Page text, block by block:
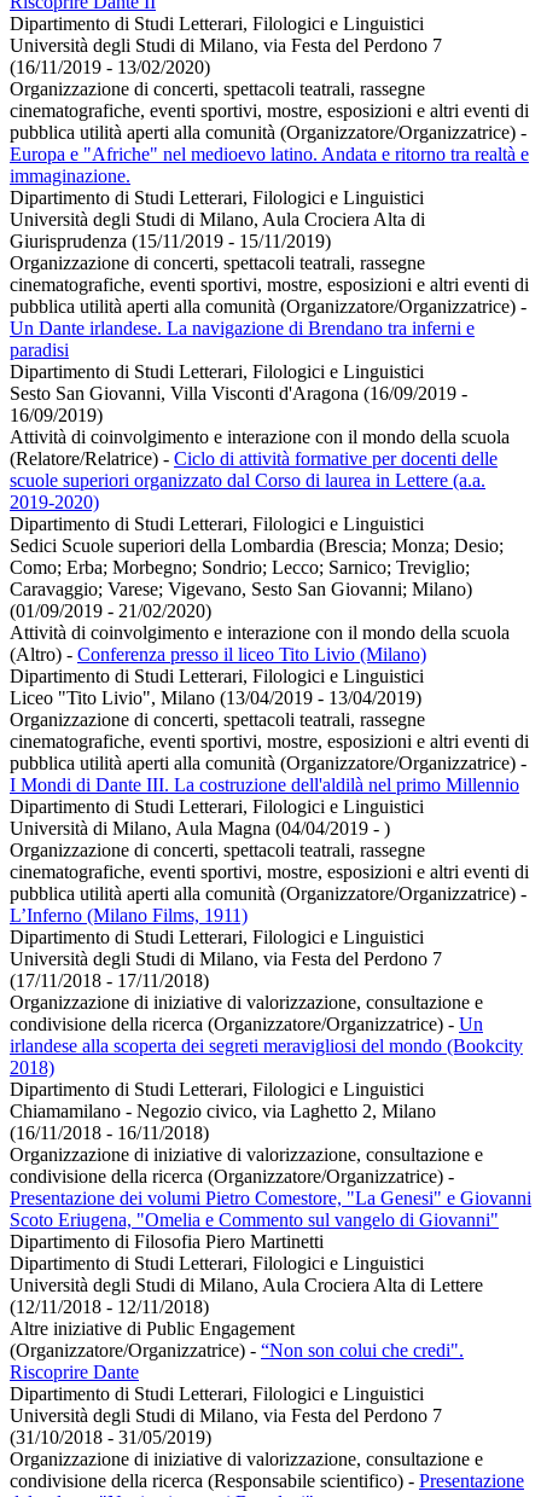
Dipartimento di Studi Letterari, Filologici e Linguistici
Università degli Studi di Milano, via Festa del Perdono 7
(16/11/2019 - 13/02/2020)
Organizzazione di concerti, spettacoli teatrali, rassegne
cinematografiche, eventi sportivi, mostre, esposizioni e altri eventi di
pubblica utilità aperti alla comunità (Organizzatore/Organizzatrice) -
Europa e "Afriche" nel medioevo latino. Andata e ritorno tra realtà e
immaginazione.
Dipartimento di Studi Letterari, Filologici e Linguistici
Università degli Studi di Milano, Aula Crociera Alta di
Giurisprudenza (15/11/2019 - 15/11/2019)
Organizzazione di concerti, spettacoli teatrali, rassegne
cinematografiche, eventi sportivi, mostre, esposizioni e altri eventi di
pubblica utilità aperti alla comunità (Organizzatore/Organizzatrice) -
Un Dante irlandese. La navigazione di Brendano tra inferni e
paradisi
Dipartimento di Studi Letterari, Filologici e Linguistici
Sesto San Giovanni, Villa Visconti d'Aragona (16/09/2019 -
16/09/2019)
Attività di coinvolgimento e interazione con il mondo della scuola
(Relatore/Relatrice) - Ciclo di attività formative per docenti delle
scuole superiori organizzato dal Corso di laurea in Lettere (a.a.
2019-2020)
Dipartimento di Studi Letterari, Filologici e Linguistici
Sedici Scuole superiori della Lombardia (Brescia; Monza; Desio;
Como; Erba; Morbegno; Sondrio; Lecco; Sarnico; Treviglio;
Caravaggio; Varese; Vigevano, Sesto San Giovanni; Milano)
(01/09/2019 - 21/02/2020)
Attività di coinvolgimento e interazione con il mondo della scuola
(Altro) - Conferenza presso il liceo Tito Livio (Milano)
Dipartimento di Studi Letterari, Filologici e Linguistici
Liceo "Tito Livio", Milano (13/04/2019 - 13/04/2019)
Organizzazione di concerti, spettacoli teatrali, rassegne
cinematografiche, eventi sportivi, mostre, esposizioni e altri eventi di
pubblica utilità aperti alla comunità (Organizzatore/Organizzatrice) -
I Mondi di Dante III. La costruzione dell'aldilà nel primo Millennio
Dipartimento di Studi Letterari, Filologici e Linguistici
Università di Milano, Aula Magna (04/04/2019 - )
Organizzazione di concerti, spettacoli teatrali, rassegne
cinematografiche, eventi sportivi, mostre, esposizioni e altri eventi di
pubblica utilità aperti alla comunità (Organizzatore/Organizzatrice) -
L’Inferno (Milano Films, 1911)
Dipartimento di Studi Letterari, Filologici e Linguistici
Università degli Studi di Milano, via Festa del Perdono 7
(17/11/2018 - 17/11/2018)
Organizzazione di iniziative di valorizzazione, consultazione e
condivisione della ricerca (Organizzatore/Organizzatrice) - Un
irlandese alla scoperta dei segreti meravigliosi del mondo (Bookcity
2018)
Dipartimento di Studi Letterari, Filologici e Linguistici
Chiamamilano - Negozio civico, via Laghetto 2, Milano
(16/11/2018 - 16/11/2018)
Organizzazione di iniziative di valorizzazione, consultazione e
condivisione della ricerca (Organizzatore/Organizzatrice) -
Presentazione dei volumi Pietro Comestore, "La Genesi" e Giovanni
Scoto Eriugena, "Omelia e Commento sul vangelo di Giovanni"
Dipartimento di Filosofia Piero Martinetti
Dipartimento di Studi Letterari, Filologici e Linguistici
Università degli Studi di Milano, Aula Crociera Alta di Lettere
(12/11/2018 - 12/11/2018)
Altre iniziative di Public Engagement
(Organizzatore/Organizzatrice) - “Non son colui che credi".
Riscoprire Dante
Dipartimento di Studi Letterari, Filologici e Linguistici
Università degli Studi di Milano, via Festa del Perdono 7
(31/10/2018 - 31/05/2019)
Organizzazione di iniziative di valorizzazione, consultazione e
condivisione della ricerca (Responsabile scientifico) - Presentazione